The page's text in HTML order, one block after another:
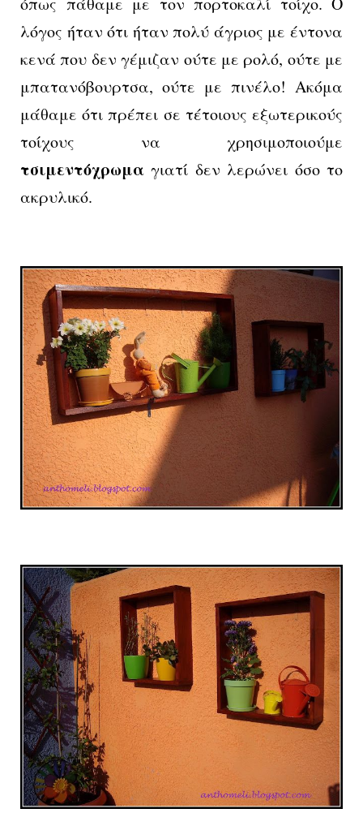
λόγος ήταν ότι ήταν πολύ άγριος με έντονα
κενά που δεν γέμιζαν ούτε με ρολό, ούτε με
μπατανόβουρτσα, ούτε με πινέλο! Ακόμα
μάθαμε ότι πρέπει σε τέτοιους εξωτερικούς
τοίχους να χρησιμοποιούμε
τσιμεντόχρωμα γιατί δεν λερώνει όσο το
ακρυλικό.